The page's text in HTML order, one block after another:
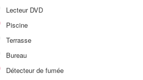
Lecteur DVD
Piscine
Terrasse
Bureau
Détecteur de fumée